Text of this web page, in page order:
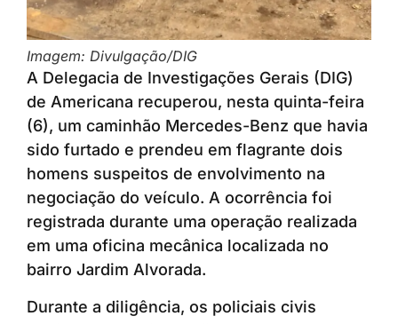
Imagem: Divulgação/DIG
A Delegacia de Investigações Gerais (DIG)
de Americana recuperou, nesta quinta-feira
(6), um caminhão Mercedes-Benz que havia
sido furtado e prendeu em flagrante dois
homens suspeitos de envolvimento na
negociação do veículo. A ocorrência foi
registrada durante uma operação realizada
em uma oficina mecânica localizada no
bairro Jardim Alvorada.
Durante a diligência, os policiais civis